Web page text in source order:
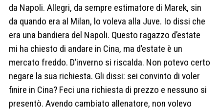
da Napoli. Allegri, da sempre estimatore di Marek, sin
da quando era al Milan, lo voleva alla Juve. Io dissi che
era una bandiera del Napoli. Questo ragazzo d’estate
mi ha chiesto di andare in Cina, ma d’estate è un
mercato freddo. D’inverno si riscalda. Non potevo certo
negare la sua richiesta. Gli dissi: sei convinto di voler
finire in Cina? Feci una richiesta di prezzo e nessuno si
presentò. Avendo cambiato allenatore, non volevo